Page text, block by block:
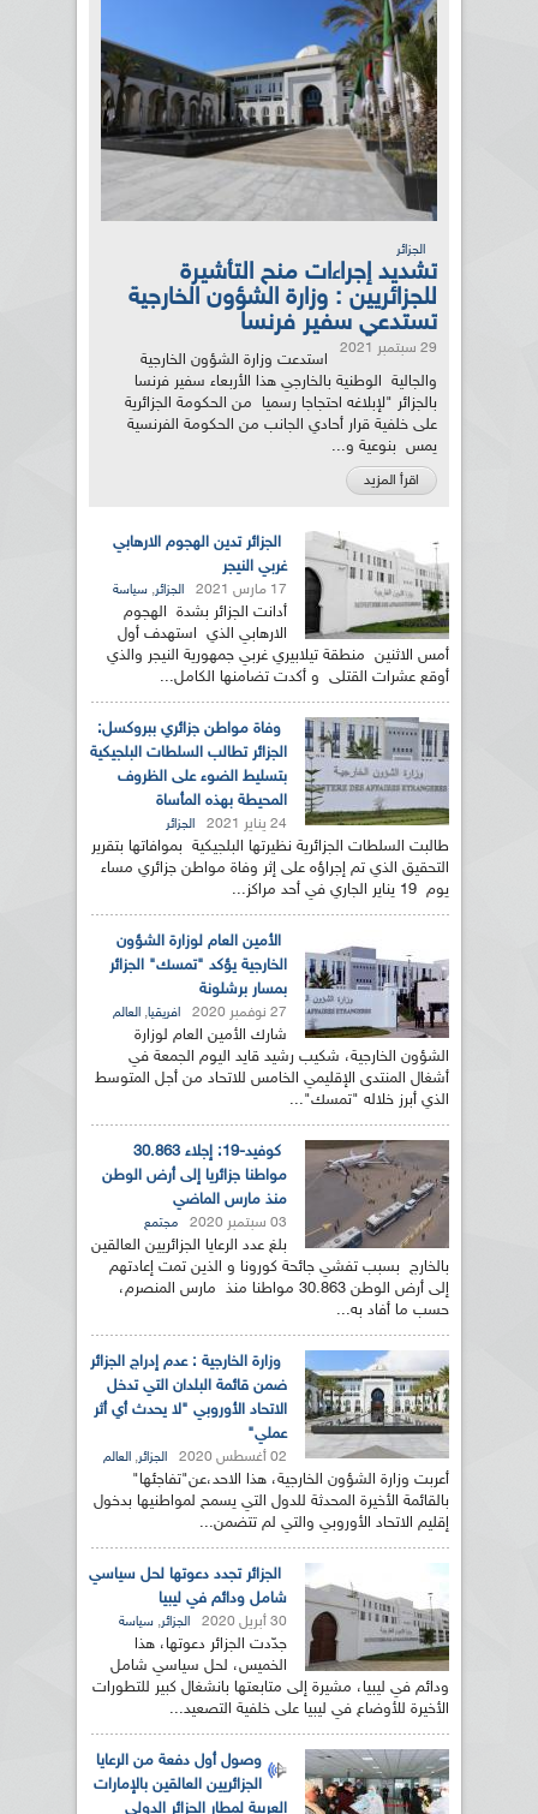
الجزائر
تشديد إجراءات منح التأشيرة
للجزائريين : وزارة الشؤون الخارجية
تستدعي سفير فرنسا
29 سبتمبر 2021
استدعت وزارة الشؤون الخارجية
والجالية الوطنية بالخارجي هذا الأربعاء سفير فرنسا
بالجزائر "لإبلاغه احتجاجا رسميا من الحكومة الجزائرية
على خلفية قرار أحادي الجانب من الحكومة الفرنسية
يمس بنوعية و...
اقرأ المزيد
الجزائر تدين الهجوم الارهابي
غربي النيجر
17 مارس 2021 الجزائر, سياسة
أدانت الجزائر بشدة الهجوم
الارهابي الذي استهدف أول
أمس الاثنين منطقة تيلابيري غربي جمهورية النيجر والذي
أوقع عشرات القتلى و أكدت تضامنها الكامل...
وفاة مواطن جزائري ببروكسل:
الجزائر تطالب السلطات البلجيكية
بتسليط الضوء على الظروف
المحيطة بهذه المأساة
24 يناير 2021 الجزائر
طالبت السلطات الجزائرية نظيرتها البلجيكية بموافاتها بتقرير
التحقيق الذي تم إجراؤه على إثر وفاة مواطن جزائري مساء
يوم 19 يناير الجاري في أحد مراكز...
الأمين العام لوزارة الشؤون
الخارجية يؤكد "تمسك" الجزائر
بمسار برشلونة
27 نوفمبر 2020 افريقيا, العالم
شارك الأمين العام لوزارة
الشؤون الخارجية، شكيب رشيد قايد اليوم الجمعة في
أشغال المنتدى الإقليمي الخامس للاتحاد من أجل المتوسط
الذي أبرز خلاله "تمسك"...
كوفيد-19: إجلاء 30.863
مواطنا جزائريا إلى أرض الوطن
منذ مارس الماضي
03 سبتمبر 2020 مجتمع
بلغ عدد الرعايا الجزائريين العالقين
بالخارج بسبب تفشي جائحة كورونا و الذين تمت إعادتهم
إلى أرض الوطن 30.863 مواطنا منذ مارس المنصرم،
حسب ما أفاد به...
وزارة الخارجية : عدم إدراج الجزائر
ضمن قائمة البلدان التي تدخل
الاتحاد الأوروبي "لا يحدث أي أثر
عملي"
02 أغسطس 2020 الجزائر, العالم
أعربت وزارة الشؤون الخارجية، هذا الاحد،عن"تفاجئها"
بالقائمة الأخيرة المحدثة للدول التي يسمح لمواطنيها بدخول
إقليم الاتحاد الأوروبي والتي لم تتضمن...
الجزائر تجدد دعوتها لحل سياسي
شامل ودائم في ليبيا
30 أبريل 2020 الجزائر, سياسة
جدّدت الجزائر دعوتها، هذا
الخميس، لحل سياسي شامل
ودائم في ليبيا، مشيرة إلى متابعتها بانشغال كبير للتطورات
الأخيرة للأوضاع في ليبيا على خلفية التصعيد...
وصول أول دفعة من الرعايا
الجزائريين العالقين بالإمارات
العربية لمطار الجزائر الدولي